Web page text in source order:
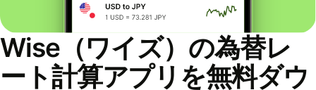
Wise（ワイズ）の為替レ
ート計算アプリを無料ダウ